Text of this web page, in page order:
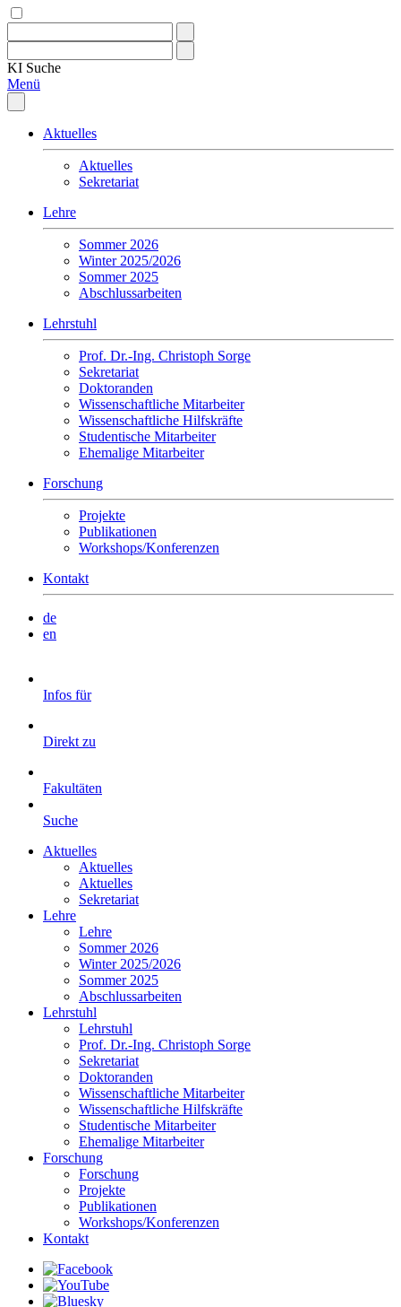
KI Suche
Menü
Aktuelles
Aktuelles
Sekretariat
Lehre
Sommer 2026
Winter 2025/2026
Sommer 2025
Abschlussarbeiten
Lehrstuhl
Prof. Dr.-Ing. Christoph Sorge
Sekretariat
Doktoranden
Wissenschaftliche Mitarbeiter
Wissenschaftliche Hilfskräfte
Studentische Mitarbeiter
Ehemalige Mitarbeiter
Forschung
Projekte
Publikationen
Workshops/Konferenzen
Kontakt
de
en
Infos für
Direkt zu
Fakultäten
Suche
Aktuelles
Aktuelles
Aktuelles
Sekretariat
Lehre
Lehre
Sommer 2026
Winter 2025/2026
Sommer 2025
Abschlussarbeiten
Lehrstuhl
Lehrstuhl
Prof. Dr.-Ing. Christoph Sorge
Sekretariat
Doktoranden
Wissenschaftliche Mitarbeiter
Wissenschaftliche Hilfskräfte
Studentische Mitarbeiter
Ehemalige Mitarbeiter
Forschung
Forschung
Projekte
Publikationen
Workshops/Konferenzen
Kontakt